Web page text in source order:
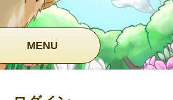
MENU